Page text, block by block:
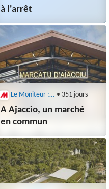
à l'arrêt
Le Moniteur : Architecture • 351 jours
A Ajaccio, un marché
en commun